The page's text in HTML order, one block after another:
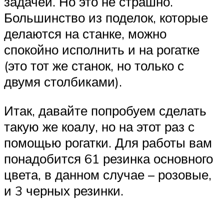
Большинство из поделок, которые
делаются на станке, можно
спокойно исполнить и на рогатке
(это тот же станок, но только с
двумя столбиками).
Итак, давайте попробуем сделать
такую же коалу, но на этот раз с
помощью рогатки. Для работы вам
понадобится 61 резинка основного
цвета, в данном случае – розовые,
и 3 черных резинки.